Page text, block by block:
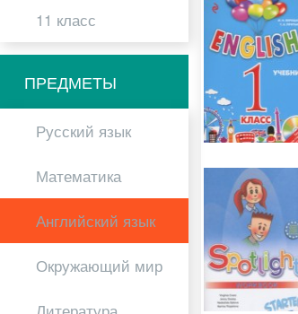
11 класс
ПРЕДМЕТЫ
Русский язык
Математика
Английский язык
Окружающий мир